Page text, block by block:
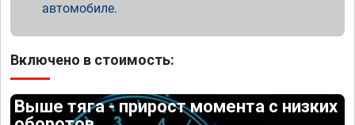
автомобиле.
Включено в стоимость:
Выше тяга - прирост момента с низких